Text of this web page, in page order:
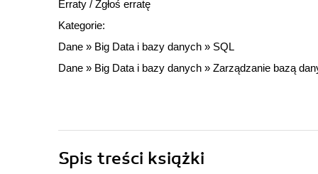
Erraty / Zgłoś erratę
Kategorie:
Dane » Big Data i bazy danych » SQL
Dane » Big Data i bazy danych » Zarządzanie bazą
Spis treści książki